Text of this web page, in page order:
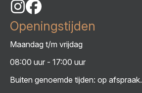
Openingstijden
Maandag t/m vrijdag
08:00 uur - 17:00 uur
Buiten genoemde tijden: op afspraak.